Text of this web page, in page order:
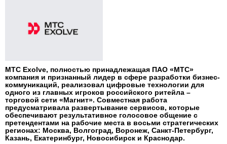
МТС Exolve, полностью принадлежащая ПАО «МТС»
компания и признанный лидер в сфере разработки бизнес-
коммуникаций, реализовал цифровые технологии для
одного из главных игроков российского ритейла –
торговой сети «Магнит». Совместная работа
предусматривала развертывание сервисов, которые
обеспечивают результативное голосовое общение с
претендентами на рабочие места в восьми стратегических
регионах: Москва, Волгоград, Воронеж, Санкт-Петербург,
Казань, Екатеринбург, Новосибирск и Краснодар.